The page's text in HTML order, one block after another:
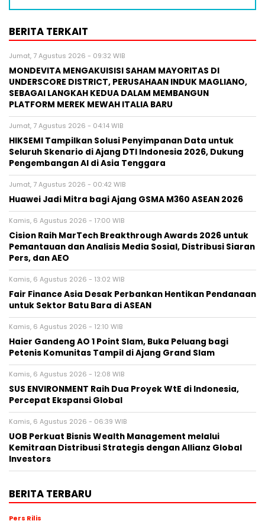
BERITA TERKAIT
Jumat, 7 Agustus 2026 - 09:32 WIB
MONDEVITA MENGAKUISISI SAHAM MAYORITAS DI
UNDERSCORE DISTRICT, PERUSAHAAN INDUK MAGLIANO,
SEBAGAI LANGKAH KEDUA DALAM MEMBANGUN
PLATFORM MEREK MEWAH ITALIA BARU
Jumat, 7 Agustus 2026 - 04:14 WIB
HIKSEMI Tampilkan Solusi Penyimpanan Data untuk
Seluruh Skenario di Ajang DTI Indonesia 2026, Dukung
Pengembangan AI di Asia Tenggara
Jumat, 7 Agustus 2026 - 00:42 WIB
Huawei Jadi Mitra bagi Ajang GSMA M360 ASEAN 2026
Kamis, 6 Agustus 2026 - 17:00 WIB
Cision Raih MarTech Breakthrough Awards 2026 untuk
Pemantauan dan Analisis Media Sosial, Distribusi Siaran
Pers, dan AEO
Kamis, 6 Agustus 2026 - 13:02 WIB
Fair Finance Asia Desak Perbankan Hentikan Pendanaan
untuk Sektor Batu Bara di ASEAN
Kamis, 6 Agustus 2026 - 12:10 WIB
Haier Gandeng AO 1 Point Slam, Buka Peluang bagi
Petenis Komunitas Tampil di Ajang Grand Slam
Kamis, 6 Agustus 2026 - 12:08 WIB
SUS ENVIRONMENT Raih Dua Proyek WtE di Indonesia,
Percepat Ekspansi Global
Kamis, 6 Agustus 2026 - 06:39 WIB
UOB Perkuat Bisnis Wealth Management melalui
Kemitraan Distribusi Strategis dengan Allianz Global
Investors
BERITA TERBARU
Pers Rilis